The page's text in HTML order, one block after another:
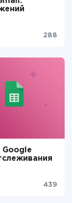
288
Google
439